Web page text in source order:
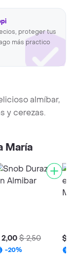
proteger tus
más practico
almíbar,
y cerezas.
María
2,00 $ 2,50
-20%
$